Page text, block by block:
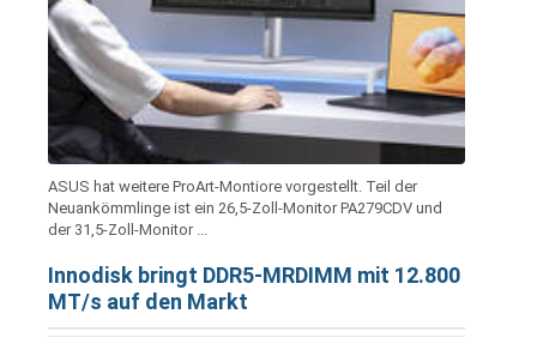
ASUS hat weitere ProArt-Montiore vorgestellt. Teil der
Neuankömmlinge ist ein 26,5-Zoll-Monitor PA279CDV und
der 31,5-Zoll-Monitor ...
Innodisk bringt DDR5-MRDIMM mit 12.800
MT/s auf den Markt